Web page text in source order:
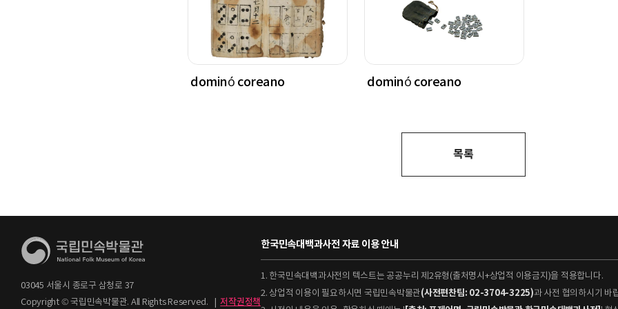
dominó coreano dominó coreano
목록
03045 서울시 종로구 삼청로 37
Copyright © 국립민속박물관. All Rights Reserved.
| 저작권정책
한국민속대백과사전 자료 이용 안내
1. 한국민속대백과사전의 텍스트는 공공누리 제2유형(출처명시+상업적 이용금지)을 적용합니다.
2. 상업적 이용이 필요하시면 국립민속박물관(사전편찬팀: 02-3704-3225)과 사전 협의하시기 바